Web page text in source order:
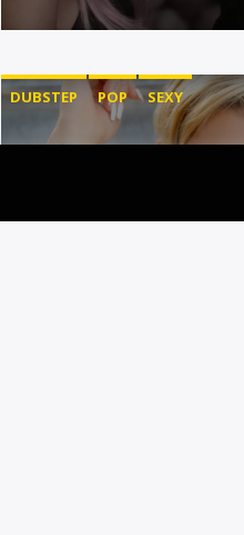
DUBSTEP POP SEXY
PON PON